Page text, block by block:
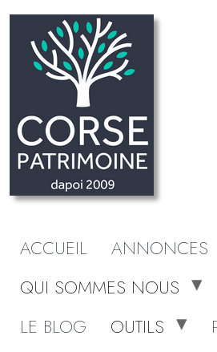
ACCUEIL
ANNONCES
QUI SOMMES NOUS
LE BLOG
OUTILS